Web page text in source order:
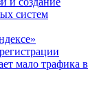
систем
мало трафика в